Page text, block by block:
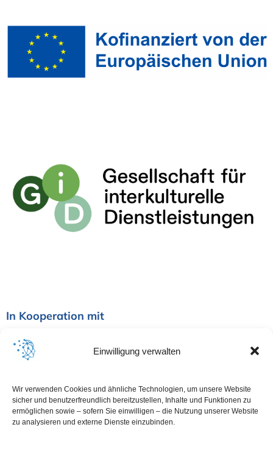
Einwilligung verwalten
Wir verwenden Cookies und ähnliche Technologien, um unsere Website
sicher und benutzerfreundlich bereitzustellen, Inhalte und Funktionen zu
ermöglichen sowie – sofern Sie einwilligen – die Nutzung unserer Website
zu analysieren und externe Dienste einzubinden.
In Kooperation mit